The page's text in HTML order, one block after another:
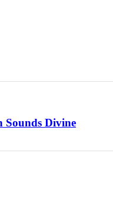
Sounds Divine